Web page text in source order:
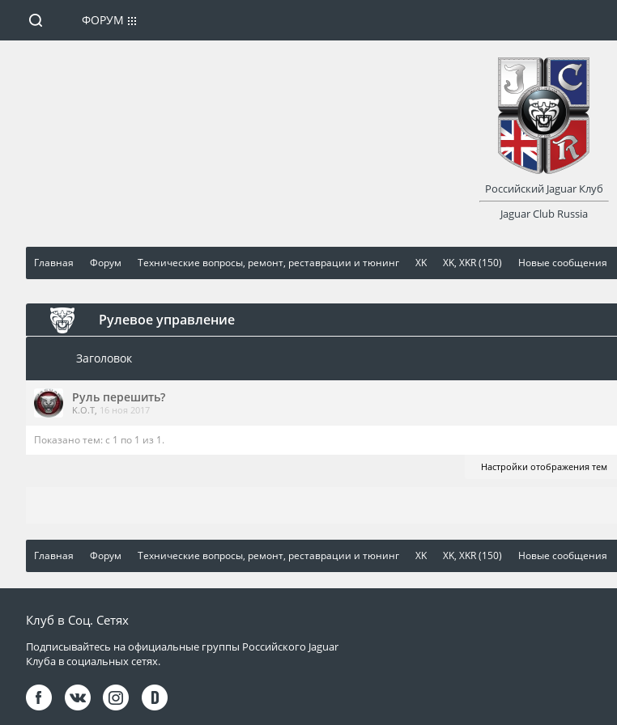
Главная Форум Технические вопросы, ремонт, реставрации и тюнинг XK XK, XKR (150) Новые сообщения
Рулевое управление
Заголовок
Руль перешить?
K.O.T, 16 ноя 2017
Показано тем: с 1 по 1 из 1.
Настройки отображения тем
Главная Форум Технические вопросы, ремонт, реставрации и тюнинг XK XK, XKR (150) Новые сообщения
ФОРУМ
Российский Jaguar Клуб
Jaguar Club Russia
Клуб в Соц. Сетях
Подписывайтесь на официальные группы Российского Jaguar
Клуба в социальных сетях.